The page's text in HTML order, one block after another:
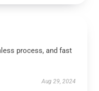
process, and fast
Aug 29, 2024